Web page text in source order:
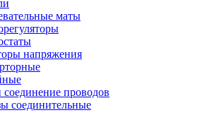
маты
напряжения
проводов
соединительные